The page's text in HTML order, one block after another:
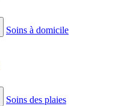
Soins à domicile
Soins des plaies